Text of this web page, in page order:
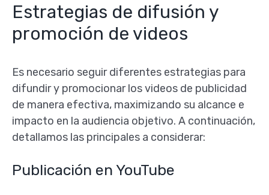
Estrategias de difusión y
promoción de videos
Es necesario seguir diferentes estrategias para
difundir y promocionar los videos de publicidad
de manera efectiva, maximizando su alcance e
impacto en la audiencia objetivo. A continuación,
detallamos las principales a considerar:
Publicación en YouTube